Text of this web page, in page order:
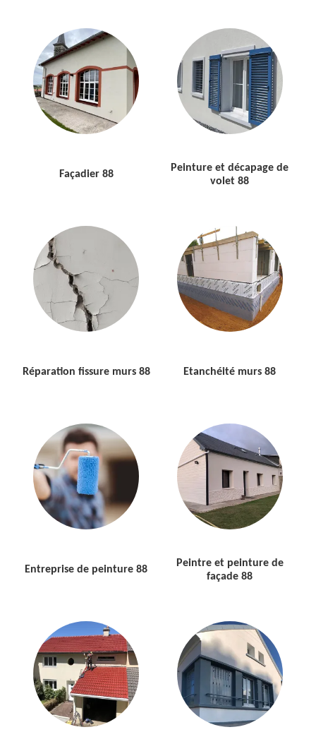
Façadier 88
Peinture et décapage de
volet 88
Réparation fissure murs 88 Etanchéité murs 88
Entreprise de peinture 88
Peintre et peinture de
façade 88